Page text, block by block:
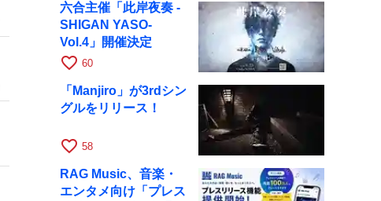
六合主催「此岸夜奏 -
SHIGAN YASO-
Vol.4」開催決定
favorite_border 60
「Manjiro」が3rdシン
グルをリリース！
favorite_border 58
RAG Music、音楽・
エンタメ向け「プレス